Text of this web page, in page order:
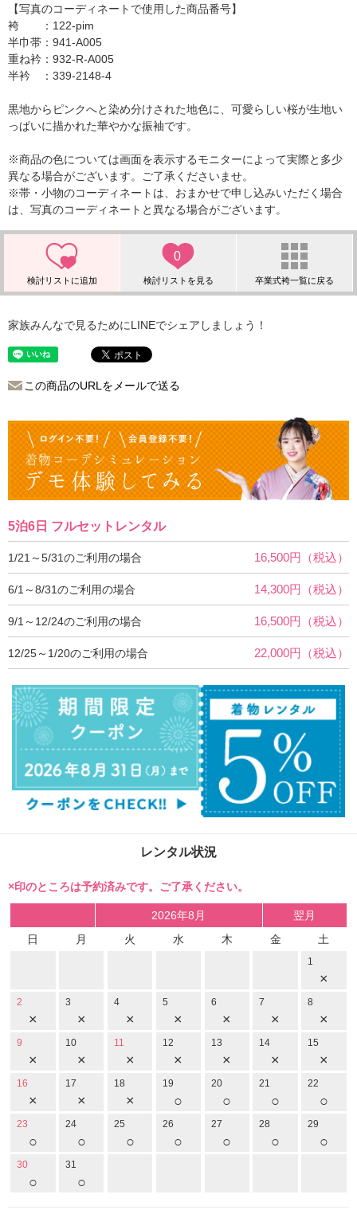
【写真のコーディネートで使用した商品番号】
袴 ：122-pim
半巾帯：941-A005
重ね衿：932-R-A005
半衿 ：339-2148-4
黒地からピンクへと染め分けされた地色に、可愛らしい桜が生地い
っぱいに描かれた華やかな振袖です。
※商品の色については画面を表示するモニターによって実際と多少
異なる場合がございます。ご了承くださいませ。
※帯・小物のコーディネートは、おまかせで申し込みいただく場合
は、写真のコーディネートと異なる場合がございます。
0
家族みんなで見るためにLINEでシェアしましょう！
この商品のURLをメールで送る
5泊6日 フルセットレンタル
1/21～5/31のご利用の場合 16,500円（税込）
6/1～8/31のご利用の場合 14,300円（税込）
9/1～12/24のご利用の場合 16,500円（税込）
12/25～1/20のご利用の場合 22,000円（税込）
レンタル状況
×印のところは予約済みです。ご了承ください。
2026年8月
翌月
日
月 火 水 木 金 土
1
×
2
×
3
×
4
×
5
×
6
×
7
×
8
×
9
×
10
×
11
×
12
×
13
×
14
×
15
×
16
×
17
×
18
×
19
○
20
○
21
○
22
○
23
○
24
○
25
○
26
○
27
○
28
○
29
○
30
○
31
○